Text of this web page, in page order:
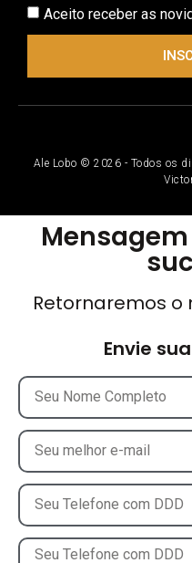
Aceito receber as
Ale Lobo © 2026 - Todos os
Retornaremos o
Envie